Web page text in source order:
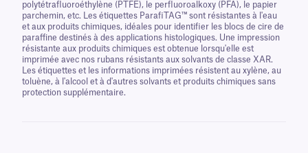
polytétrafluoroéthylène (PTFE), le perfluoroalkoxy (PFA), le papier
parchemin, etc. Les étiquettes ParafiTAG™ sont résistantes à l'eau
et aux produits chimiques, idéales pour identifier les blocs de cire de
paraffine destinés à des applications histologiques. Une impression
résistante aux produits chimiques est obtenue lorsqu'elle est
imprimée avec nos rubans résistants aux solvants de classe XAR.
Les étiquettes et les informations imprimées résistent au xylène, au
toluène, à l'alcool et à d'autres solvants et produits chimiques sans
protection supplémentaire.